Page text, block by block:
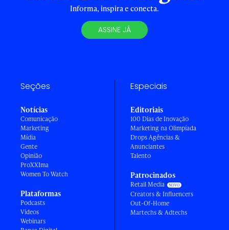
Informa, inspira e conecta.
ASSINE JÁ
Seções
Notícias
Comunicação
Marketing
Mídia
Gente
Opinião
ProXXIma
Women To Watch
Plataformas
Podcasts
Vídeos
Webinars
Especiais
Editoriais
100 Dias de Inovação
Marketing na Olimpíada
Drops Agências &
Anunciantes
Talento
Patrocinados
Retail Media
Creators & Influencers
Out-Of-Home
Martechs & Adtechs